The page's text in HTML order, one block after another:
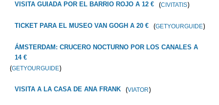
VISITA GUIADA POR EL BARRIO ROJO A 12 € (CIVITATIS)
TICKET PARA EL MUSEO VAN GOGH A 20 € (GETYOURGUIDE)
ÁMSTERDAM: CRUCERO NOCTURNO POR LOS CANALES A
14 €
(GETYOURGUIDE)
VISITA A LA CASA DE ANA FRANK (VIATOR)